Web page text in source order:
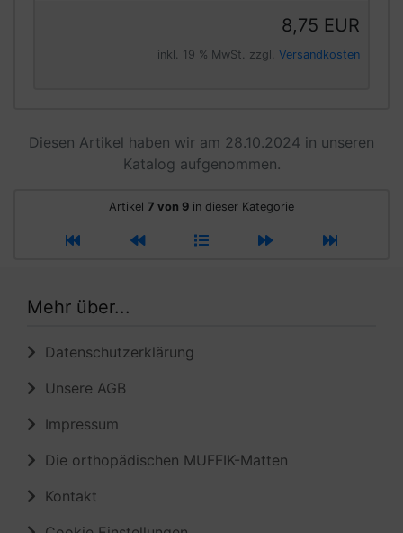
8,75 EUR
inkl. 19 % MwSt. zzgl. Versandkosten
Diesen Artikel haben wir am 28.10.2024 in unseren
Katalog aufgenommen.
Artikel 7 von 9 in dieser Kategorie
Mehr über...
Datenschutzerklärung
Unsere AGB
Impressum
Die orthopädischen MUFFIK-Matten
Kontakt